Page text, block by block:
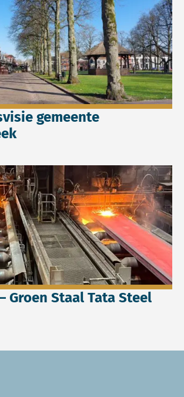
gemeente
Groen Staal Tata Steel
– Groen Staal Tata Steel